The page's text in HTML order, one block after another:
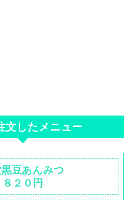
文したメニュー
豆あんみつ
８２０円